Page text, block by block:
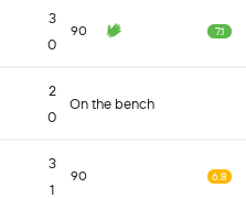
3
0
90 7.1
2
0
On the bench
3
1
90 6.8